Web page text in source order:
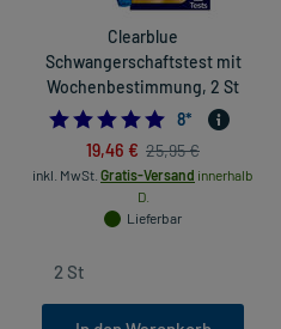
Clearblue
Schwangerschaftstest mit
Wochenbestimmung, 2 St
5.0
8*
19,46 € 25,95 €
inkl. MwSt. Gratis-Versand innerhalb
D.
Lieferbar